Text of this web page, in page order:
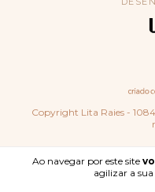
Ao navegar por este site
agilizar a
Copyright Lita Raies -